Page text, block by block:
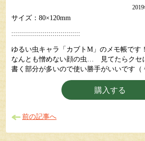
サイズ：80×120mm
:::::::::::::::::::::::::::::::::::
ゆるい虫キャラ「カブトM」のメモ帳です！
なんとも憎めない顔の虫… 見てたらクセ
書く部分が多いので使い勝手がいいです（
購入する
前の記事へ